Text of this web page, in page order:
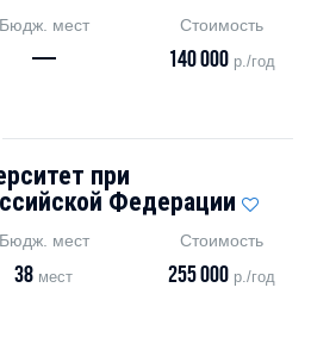
Бюдж. мест
—
Стоимость
140 000 р./год
при
Федерации
Бюдж. мест
38 мест
Стоимость
255 000 р./год